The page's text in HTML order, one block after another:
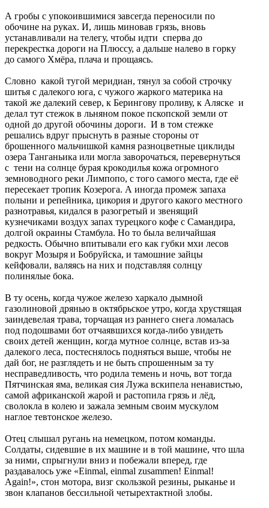
А гробы с упокоившимися завсегда переносили по
обочине на руках. И, лишь миновав грязь, вновь
устанавливали на телегу, чтобы идти сперва до
перекрестка дороги на Плюссу, а дальше налево в горку
до самого Хмёра, плача и прощаясь.
Словно какой тугой меридиан, тянул за собой строчку
шитья с далекого юга, с чужого жаркого материка на
такой же далекий север, к Берингову проливу, к Аляске и
делал тут стежок в льняном покое пскопской земли от
одной до другой обочины дороги. И в том стежке
решались вдруг прыснуть в разные стороны от
брошенного мальчишкой камня разноцветные циклиды
озера Танганьика или могла заворочаться, перевернуться
с тени на солнце бурая крокодилья кожа огромного
земноводного реки Лимпопо, с того самого места, где её
пересекает тропик Козерога. А иногда промеж запаха
полыни и репейника, цикория и другого какого местного
разнотравья, кидался в разогретый и звенящий
кузнечиками воздух запах турецкого кофе с Самандира,
долгой окраины Стамбула. Но то была величайшая
редкость. Обычно впитывали его как губки мхи лесов
вокруг Мозыря и Бобруйска, и тамошние зайцы
кейфовали, валяясь на них и подставляя солнцу
полинялые бока.
В ту осень, когда чужое железо харкало дымной
газолиновой дрянью в октябрьское утро, когда хрустящая
заиндевелая трава, торчащая из раннего снега ломалась
под подошвами бот отчаявшихся когда-либо увидеть
своих детей женщин, когда мутное солнце, встав из-за
далекого леса, постеснялось подняться выше, чтобы не
дай бог, не разглядеть и не быть спрошенным за ту
несправедливость, что родила темень и ночь, вот тогда
Пятчинская яма, великая сия Лужа вскипела ненавистью,
самой африканской жарой и растопила грязь и лёд,
сволокла в колею и зажала земным своим мускулом
наглое тевтонское железо.
Отец слышал ругань на немецком, потом команды.
Солдаты, сидевшие в их машине и в той машине, что шла
за ними, спрыгнули вниз и побежали вперед, где
раздавалось уже «Einmal, einmal zusammen! Einmal!
Аgain!», стон мотора, визг скользкой резины, рыканье и
звон клапанов бессильной четырехтактной злобы.